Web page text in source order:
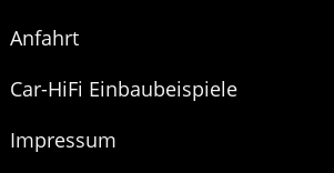
Anfahrt
Car-HiFi Einbaubeispiele
Impressum